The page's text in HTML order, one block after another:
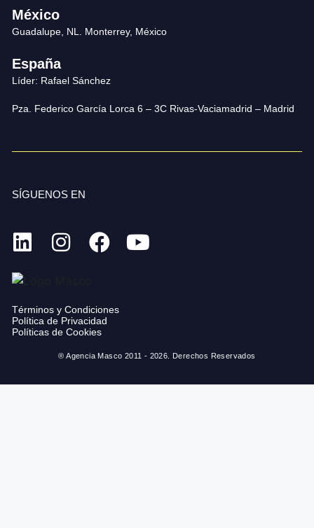
México
Guadalupe, NL. Monterrey, México
España
Líder: Rafael Sánchez
Pza. Federico García Lorca 6 – 3C Rivas-Vaciamadrid – Madrid
SÍGUENOS EN
Términos y Condiciones
Política de Privacidad
Políticas de Cookies
® Agencia Masco 2011 - 2026. Derechos Reservados